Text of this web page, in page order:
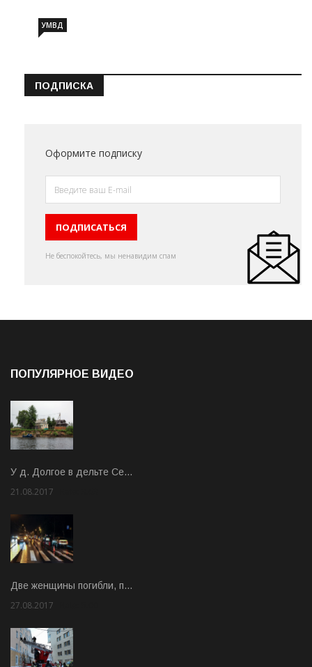
УМВД
ПОДПИСКА
Оформите подписку
Не беспокойтесь, мы ненавидим спам
ПОПУЛЯРНОЕ ВИДЕО
У д. Долгое в дельте Се…
21.08.2017
Две женщины погибли, п…
27.08.2017